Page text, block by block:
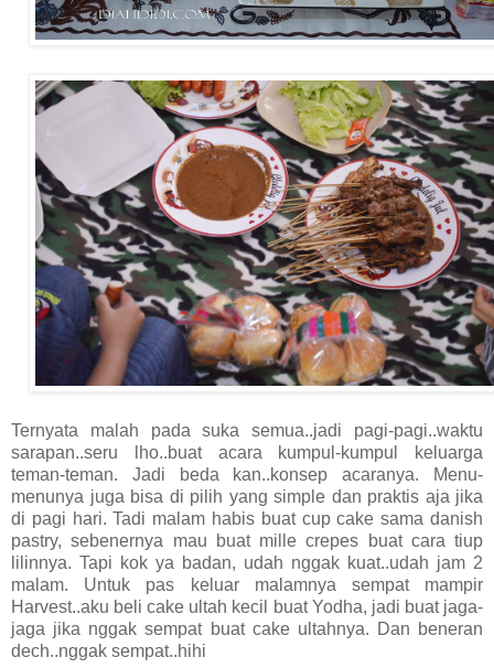
Ternyata malah pada suka semua..jadi pagi-pagi..waktu
sarapan..seru lho..buat acara kumpul-kumpul keluarga
teman-teman. Jadi beda kan..konsep acaranya. Menu-
menunya juga bisa di pilih yang simple dan praktis aja jika
di pagi hari. Tadi malam habis buat cup cake sama danish
pastry, sebenernya mau buat mille crepes buat cara tiup
lilinnya. Tapi kok ya badan, udah nggak kuat..udah jam 2
malam. Untuk pas keluar malamnya sempat mampir
Harvest..aku beli cake ultah kecil buat Yodha, jadi buat jaga-
jaga jika nggak sempat buat cake ultahnya. Dan beneran
dech..nggak sempat..hihi